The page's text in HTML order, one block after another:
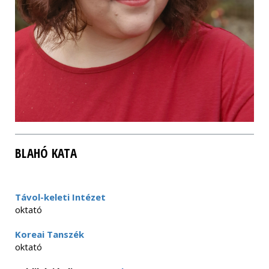
BLAHÓ KATA
Távol-keleti Intézet
oktató
Koreai Tanszék
oktató